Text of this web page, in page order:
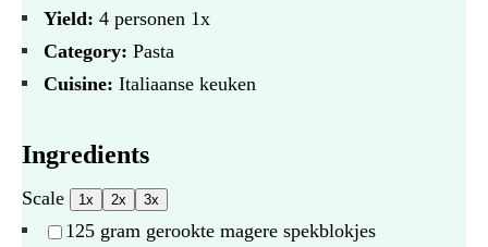
Yield: 4 personen 1x
Category: Pasta
Cuisine: Italiaanse keuken
Ingredients
Scale 1x 2x 3x
125 gram gerookte magere spekblokjes